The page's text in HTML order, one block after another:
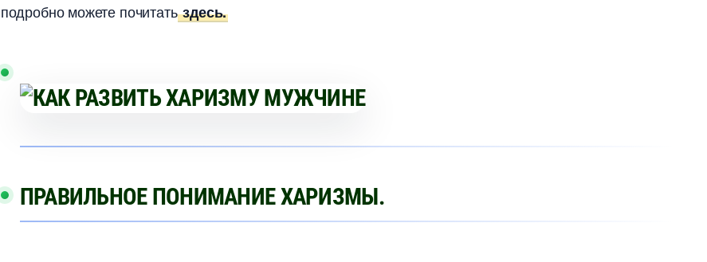
подробно можете почитатьздесь.
ПРАВИЛЬНОЕ ПОНИМАНИЕ ХАРИЗМЫ.